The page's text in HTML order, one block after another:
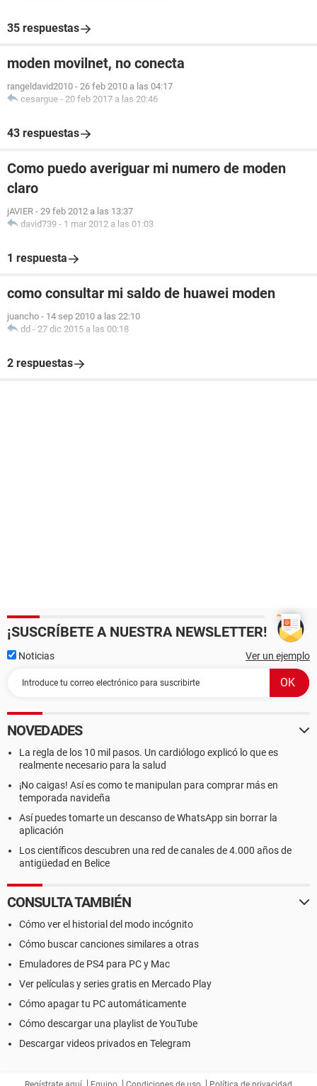
35 respuestas
moden movilnet, no conecta
rangeldavid2010 - 26 feb 2010 a las 04:17
cesargue - 20 feb 2017 a las 20:46
43 respuestas
Como puedo averiguar mi numero de moden
claro
jAVIER - 29 feb 2012 a las 13:37
david739 - 1 mar 2012 a las 01:03
1 respuesta
como consultar mi saldo de huawei moden
juancho - 14 sep 2010 a las 22:10
dd - 27 dic 2015 a las 00:18
2 respuestas
¡SUSCRÍBETE A NUESTRA NEWSLETTER!
Noticias Ver un ejemplo
NOVEDADES
La regla de los 10 mil pasos. Un cardiólogo explicó lo que es
realmente necesario para la salud
¡No caigas! Así es como te manipulan para comprar más en
temporada navideña
Así puedes tomarte un descanso de WhatsApp sin borrar la
aplicación
Los científicos descubren una red de canales de 4.000 años de
antigüedad en Belice
CONSULTA TAMBIÉN
Cómo ver el historial del modo incógnito
Cómo buscar canciones similares a otras
Emuladores de PS4 para PC y Mac
Ver películas y series gratis en Mercado Play
Cómo apagar tu PC automáticamente
Cómo descargar una playlist de YouTube
Descargar videos privados en Telegram